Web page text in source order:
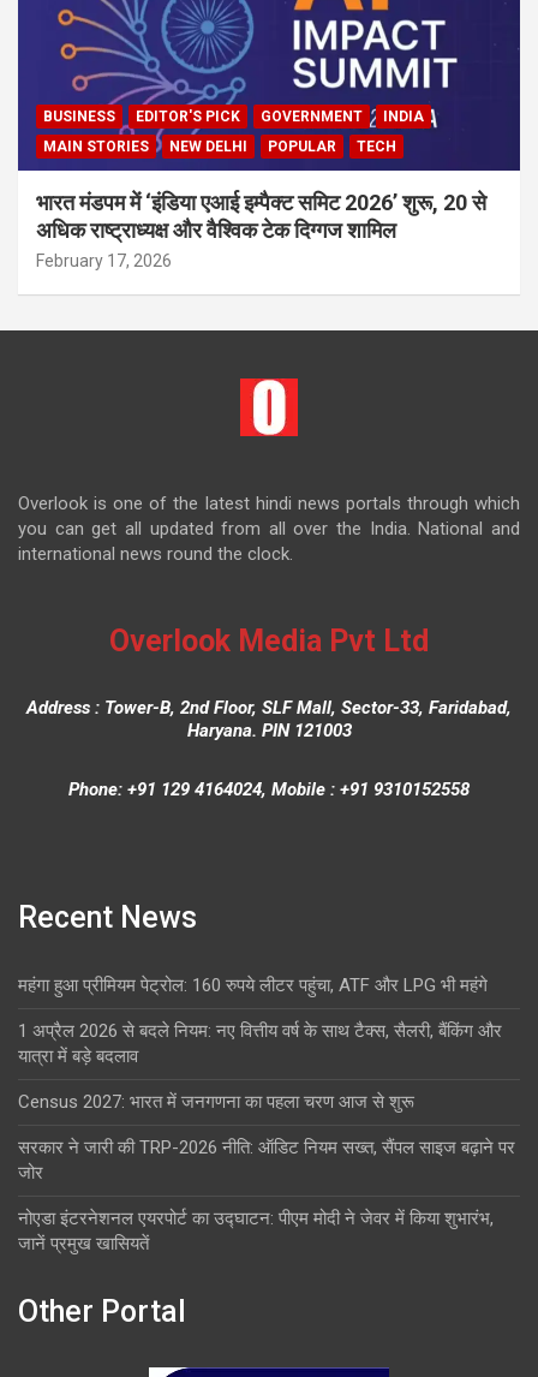
BUSINESS EDITOR'S PICK GOVERNMENT
INDIA
MAIN STORIES
NEW DELHI POPULAR TECH
भारत मंडपम में ‘इंडिया एआई इम्पैक्ट समिट 2026’ शुरू, 20 से
अधिक राष्ट्राध्यक्ष और वैश्विक टेक दिग्गज शामिल
February 17, 2026
Overlook is one of the latest hindi news portals through which
you can get all updated from all over the India. National and
international news round the clock.
Overlook Media Pvt Ltd
Address : Tower-B, 2nd Floor, SLF Mall, Sector-33, Faridabad,
Haryana. PIN 121003
Phone: +91 129 4164024, Mobile : +91 9310152558
Recent News
महंगा हुआ प्रीमियम पेट्रोल: 160 रुपये लीटर पहुंचा, ATF और LPG भी महंगे
1 अप्रैल 2026 से बदले नियम: नए वित्तीय वर्ष के साथ टैक्स, सैलरी, बैंकिंग और
यात्रा में बड़े बदलाव
Census 2027: भारत में जनगणना का पहला चरण आज से शुरू
सरकार ने जारी की TRP-2026 नीति: ऑडिट नियम सख्त, सैंपल साइज बढ़ाने पर
जोर
नोएडा इंटरनेशनल एयरपोर्ट का उद्घाटन: पीएम मोदी ने जेवर में किया शुभारंभ,
जानें प्रमुख खासियतें
Other Portal